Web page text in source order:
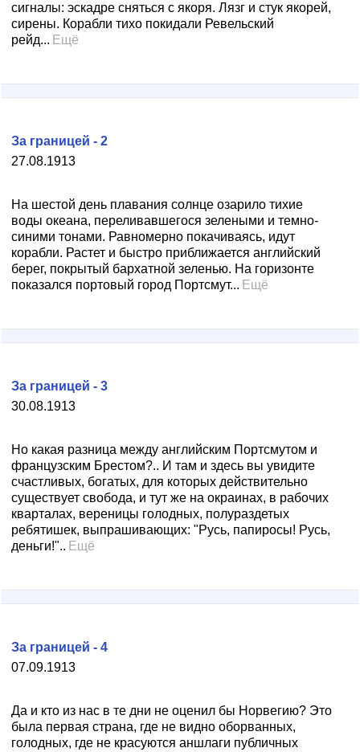
сигналы: эскадре сняться с якоря. Лязг и стук якорей,
сирены. Корабли тихо покидали Ревельский
рейд... Ещё
27.08.1913
За границей - 2
На шестой день плавания солнце озарило тихие
воды океана, переливавшегося зелеными и темно-
синими тонами. Равномерно покачиваясь, идут
корабли. Растет и быстро приближается английский
берег, покрытый бархатной зеленью. На горизонте
показался портовый город Портсмут... Ещё
30.08.1913
За границей - 3
Но какая разница между английским Портсмутом и
французским Брестом?.. И там и здесь вы увидите
счастливых, богатых, для которых действительно
существует свобода, и тут же на окраинах, в рабочих
кварталах, вереницы голодных, полураздетых
ребятишек, выпрашивающих: "Русь, папиросы! Русь,
деньги!".. Ещё
07.09.1913
За границей - 4
Да и кто из нас в те дни не оценил бы Норвегию? Это
была первая страна, где не видно оборванных,
голодных, где не красуются аншлаги публичных